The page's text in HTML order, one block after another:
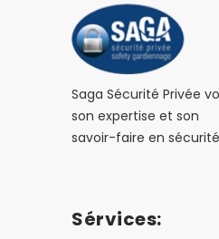
Saga Sécurité Privée
son expertise et son
savoir-faire en
Sérvices: